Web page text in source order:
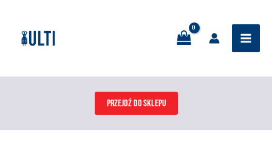
content
PRZEJDŹ DO SKLEPU